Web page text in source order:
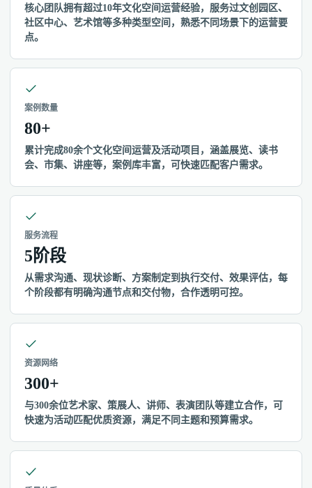
核心团队拥有超过10年文化空间运营经验，服务过文创园区、
社区中心、艺术馆等多种类型空间，熟悉不同场景下的运营要
点。
案例数量
80+
累计完成80余个文化空间运营及活动项目，涵盖展览、读书
会、市集、讲座等，案例库丰富，可快速匹配客户需求。
服务流程
5阶段
从需求沟通、现状诊断、方案制定到执行交付、效果评估，每
个阶段都有明确沟通节点和交付物，合作透明可控。
资源网络
300+
与300余位艺术家、策展人、讲师、表演团队等建立合作，可
快速为活动匹配优质资源，满足不同主题和预算需求。